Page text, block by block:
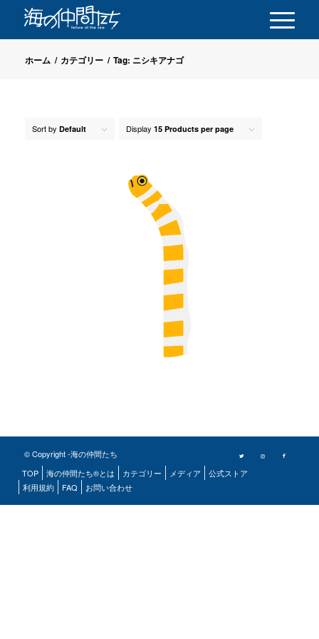
ホーム / カテゴリー / Tag: ニシキアナゴ
Sort by Default Display 15 Products per page
© Copyright -海の仲間たち
TOP
海の仲間たち®とは カテゴリー メディア
公式ストア
利用規約
FAQ お問い合わせ